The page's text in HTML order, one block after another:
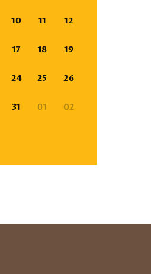
10 11 12
17 18 19
24 25 26
31 01 02